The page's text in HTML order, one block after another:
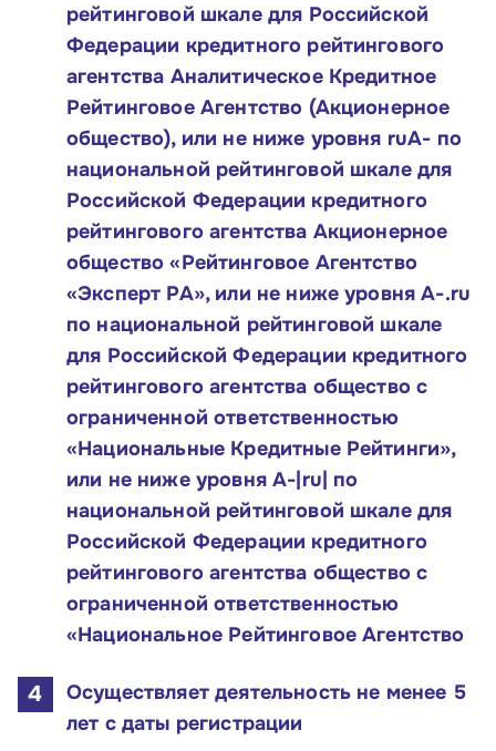
рейтинговой шкале для Российской
Федерации кредитного рейтингового
агентства Аналитическое Кредитное
Рейтинговое Агентство (Акционерное
общество), или не ниже уровня ruA- по
национальной рейтинговой шкале для
Российской Федерации кредитного
рейтингового агентства Акционерное
общество «Рейтинговое Агентство
«Эксперт РА», или не ниже уровня A-.ru
по национальной рейтинговой шкале
для Российской Федерации кредитного
рейтингового агентства общество с
ограниченной ответственностью
«Национальные Кредитные Рейтинги»,
или не ниже уровня A-|ru| по
национальной рейтинговой шкале для
Российской Федерации кредитного
рейтингового агентства общество с
ограниченной ответственностью
«Национальное Рейтинговое Агентство
Осуществляет деятельность не менее 5
лет с даты регистрации